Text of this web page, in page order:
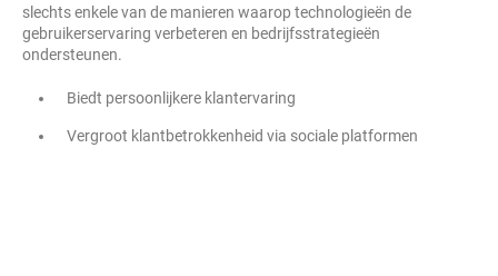
slechts enkele van de manieren waarop technologieën de
gebruikerservaring verbeteren en bedrijfsstrategieën
ondersteunen.
Biedt persoonlijkere klantervaring
Vergroot klantbetrokkenheid via sociale platformen